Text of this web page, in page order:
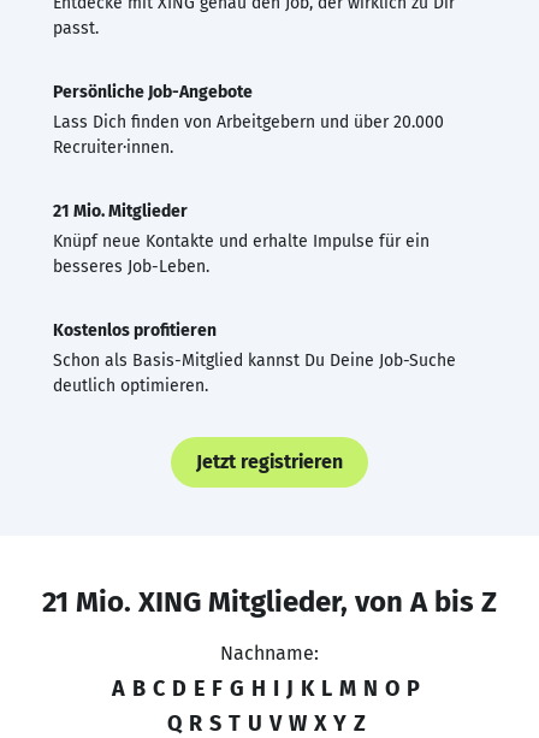
passt.
Persönliche Job-Angebote
Lass Dich finden von Arbeitgebern und über 20.000
Recruiter·innen.
21 Mio. Mitglieder
Knüpf neue Kontakte und erhalte Impulse für ein
besseres Job-Leben.
Kostenlos profitieren
Schon als Basis-Mitglied kannst Du Deine Job-Suche
deutlich optimieren.
Jetzt registrieren
21 Mio. XING Mitglieder, von A bis Z
Nachname:
A B C D E F G H I J K L M N O P
Q R S T U V W X Y Z